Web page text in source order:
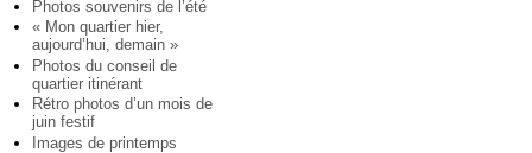
Photos souvenirs de l’été
« Mon quartier hier,
aujourd’hui, demain »
Photos du conseil de
quartier itinérant
Rétro photos d’un mois de
juin festif
Images de printemps